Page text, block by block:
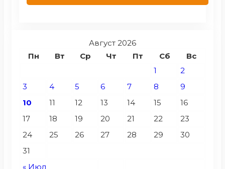
Август 2026
Пн
Вт Ср Чт Пт Сб Вс
« Июл
1
2
3
4 5 6 7 8
9
10
11 12 13 14 15
16
17
18 19 20 21 22
23
24
25 26 27 28 29
30
31